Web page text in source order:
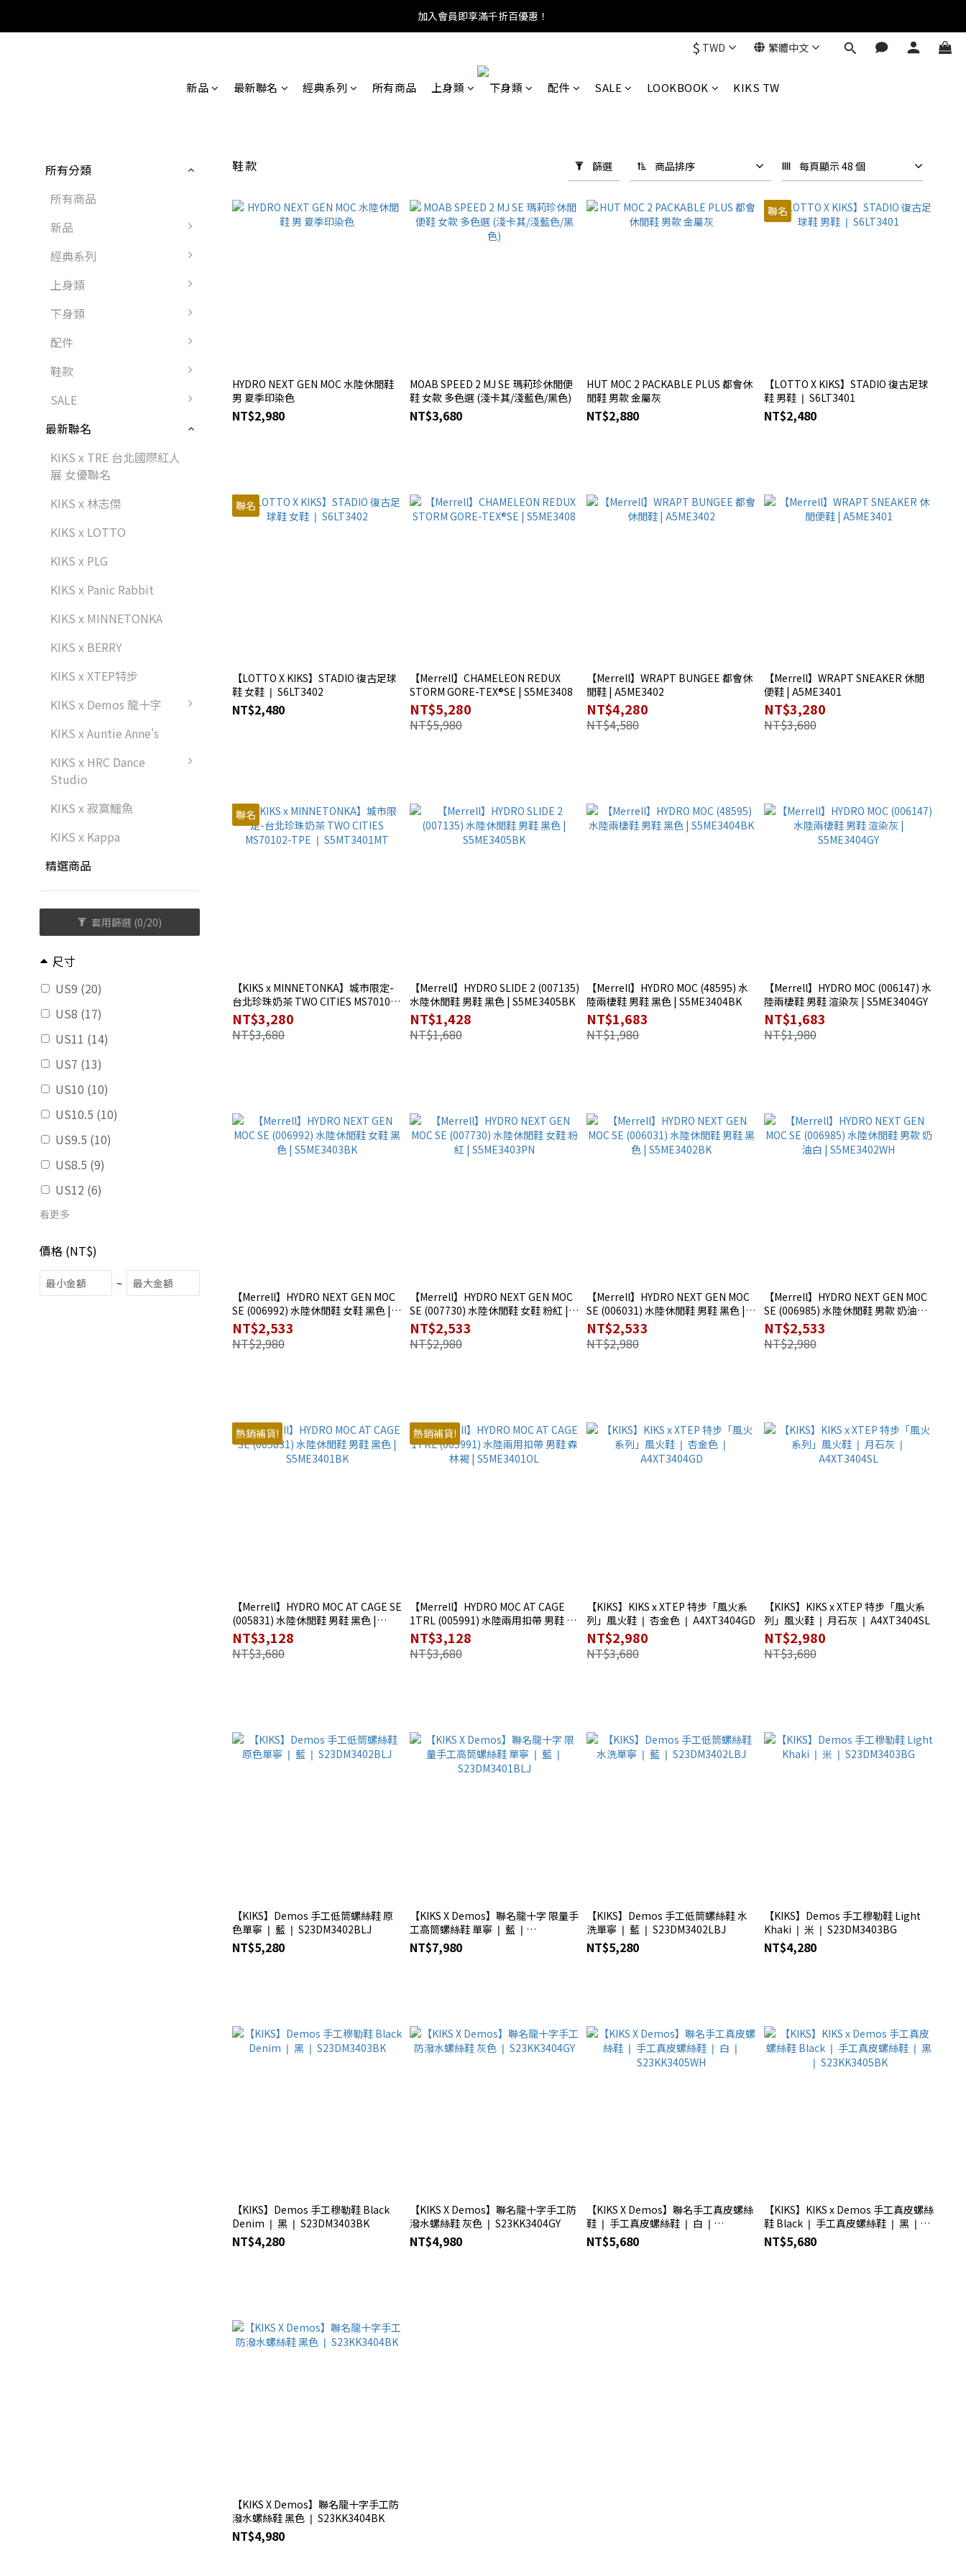
加入會員即享滿千折百優惠！
$ TWD 繁體中文
新品 最新聯名 經典系列 所有商品 上身類 下身類 配件 SALE LOOKBOOK KIKS TW
所有分類
所有商品
新品
經典系列
上身類
下身類
配件
鞋款
SALE
最新聯名
KIKS x TRE 台北國際紅人
展 女優聯名
KIKS x 林志傑
KIKS x LOTTO
KIKS x PLG
KIKS x Panic Rabbit
KIKS x MINNETONKA
KIKS x BERRY
KIKS x XTEP特步
KIKS x Demos 龍十字
KIKS x Auntie Anne's
KIKS x HRC Dance
Studio
KIKS x 寂寞鱷魚
KIKS x Kappa
精選商品
套用篩選 (0/20)
尺寸
US9 (20)
US8 (17)
US11 (14)
US7 (13)
US10 (10)
US10.5 (10)
US9.5 (10)
US8.5 (9)
US12 (6)
看更多
價格 (NT$)
~
鞋款 篩選 商品排序 每頁顯示 48 個
HYDRO NEXT GEN MOC 水陸休閒鞋
男 夏季印染色
NT$2,980
MOAB SPEED 2 MJ SE 瑪莉珍休閒便
鞋 女款 多色選 (淺卡其/淺藍色/黑色)
NT$3,680
HUT MOC 2 PACKABLE PLUS 都會休
閒鞋 男款 金屬灰
NT$2,880
聯名
【LOTTO X KIKS】STADIO 復古足球
鞋 男鞋 ❘ S6LT3401
NT$2,480
聯名
【LOTTO X KIKS】STADIO 復古足球
鞋 女鞋 ❘ S6LT3402
NT$2,480
【Merrell】CHAMELEON REDUX
STORM GORE-TEX®SE | S5ME3408
NT$5,280
NT$5,980
【Merrell】WRAPT BUNGEE 都會休
閒鞋 | A5ME3402
NT$4,280
NT$4,580
【Merrell】WRAPT SNEAKER 休閒
便鞋 | A5ME3401
NT$3,280
NT$3,680
聯名
【KIKS x MINNETONKA】城市限定-
台北珍珠奶茶 TWO CITIES MS70102-
TPE ❘ S5MT3401MT
NT$3,280
NT$3,680
【Merrell】HYDRO SLIDE 2 (007135)
水陸休閒鞋 男鞋 黑色 | S5ME3405BK
NT$1,428
NT$1,680
【Merrell】HYDRO MOC (48595) 水
陸兩棲鞋 男鞋 黑色 | S5ME3404BK
NT$1,683
NT$1,980
【Merrell】HYDRO MOC (006147) 水
陸兩棲鞋 男鞋 渲染灰 | S5ME3404GY
NT$1,683
NT$1,980
【Merrell】HYDRO NEXT GEN MOC
SE (006992) 水陸休閒鞋 女鞋 黑色 |
S5ME3403BK
NT$2,533
NT$2,980
【Merrell】HYDRO NEXT GEN MOC
SE (007730) 水陸休閒鞋 女鞋 粉紅 |
S5ME3403PN
NT$2,533
NT$2,980
【Merrell】HYDRO NEXT GEN MOC
SE (006031) 水陸休閒鞋 男鞋 黑色 |
S5ME3402BK
NT$2,533
NT$2,980
【Merrell】HYDRO NEXT GEN MOC
SE (006985) 水陸休閒鞋 男款 奶油白 |
S5ME3402WH
NT$2,533
NT$2,980
熱銷補貨!
【Merrell】HYDRO MOC AT CAGE SE
(005831) 水陸休閒鞋 男鞋 黑色 |
S5ME3401BK
NT$3,128
NT$3,680
熱銷補貨!
【Merrell】HYDRO MOC AT CAGE
1TRL (005991) 水陸兩用扣帶 男鞋 森
林褐 | S5ME3401OL
NT$3,128
NT$3,680
【KIKS】KIKS x XTEP 特步「風火系
列」風火鞋 ❘ 杏金色 ❘ A4XT3404GD
NT$2,980
NT$3,680
【KIKS】KIKS x XTEP 特步「風火系
列」風火鞋 ❘ 月石灰 ❘ A4XT3404SL
NT$2,980
NT$3,680
【KIKS】Demos 手工低筒螺絲鞋 原
色單寧 ❘ 藍 ❘ S23DM3402BLJ
NT$5,280
【KIKS X Demos】聯名龍十字 限量手
工高筒螺絲鞋 單寧 ❘ 藍 ❘
S23DM3401BLJ
NT$7,980
【KIKS】Demos 手工低筒螺絲鞋 水
洗單寧 ❘ 藍 ❘ S23DM3402LBJ
NT$5,280
【KIKS】Demos 手工穆勒鞋 Light
Khaki ❘ 米 ❘ S23DM3403BG
NT$4,280
【KIKS】Demos 手工穆勒鞋 Black
Denim ❘ 黑 ❘ S23DM3403BK
NT$4,280
【KIKS X Demos】聯名龍十字手工防
潑水螺絲鞋 灰色 ❘ S23KK3404GY
NT$4,980
【KIKS X Demos】聯名手工真皮螺絲
鞋 ❘ 手工真皮螺絲鞋 ❘ 白 ❘
S23KK3405WH
NT$5,680
【KIKS】KIKS x Demos 手工真皮螺絲
鞋 Black ❘ 手工真皮螺絲鞋 ❘ 黑 ❘
S23KK3405BK
NT$5,680
【KIKS X Demos】聯名龍十字手工防
潑水螺絲鞋 黑色 ❘ S23KK3404BK
NT$4,980